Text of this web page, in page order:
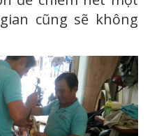
cũng sẽ không